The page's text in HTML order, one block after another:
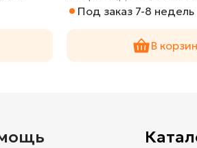
Под заказ 7-8 недель
В